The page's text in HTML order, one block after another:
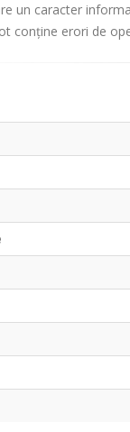
un caracter
conține erori de